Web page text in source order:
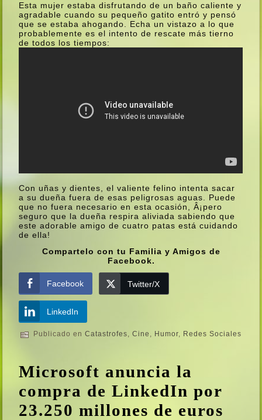
Esta mujer estaba disfrutando de un baño caliente y
agradable cuando su pequeño gatito entró y pensó
que se estaba ahogando. Echa un vistazo a lo que
probablemente es el intento de rescate más tierno
de todos los tiempos:
Con uñas y dientes, el valiente felino intenta sacar
a su dueña fuera de esas peligrosas aguas. Puede
que no fuera necesario en esta ocasión, Â¡pero
seguro que la dueña respira aliviada sabiendo que
este adorable amigo de cuatro patas está cuidando
de ella!
Compartelo con tu Familia y Amigos de
Facebook.
Facebook Twitter/X
LinkedIn
Publicado en Catastrofes,Cine , Humor, Redes Sociales
Microsoft anuncia la
compra de LinkedIn por
23.250 millones de euros